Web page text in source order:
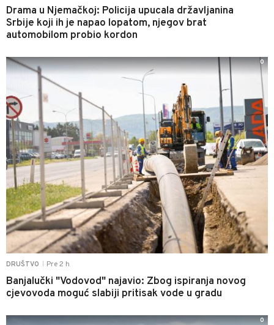
Drama u Njemačkoj: Policija upucala državljanina
Srbije koji ih je napao lopatom, njegov brat
automobilom probio kordon
DRUŠTVO Pre 2 h
Banjalučki "Vodovod" najavio: Zbog ispiranja novog
cjevovoda moguć slabiji pritisak vode u gradu
0
0